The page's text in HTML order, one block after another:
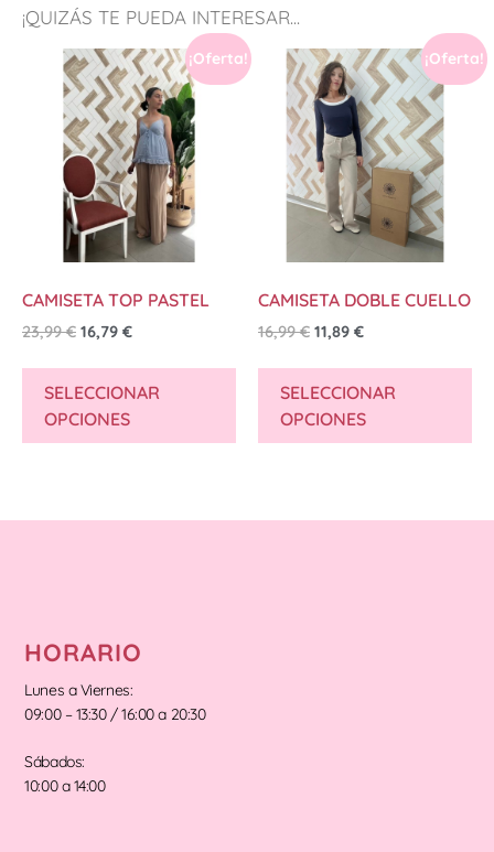
¡QUIZÁS TE PUEDA INTERESAR...
¡Oferta!
CAMISETA TOP PASTEL
23,99€ 16,79 €
SELECCIONAR
OPCIONES
¡Oferta!
CAMISETA DOBLE CUELLO
16,99€ 11,89 €
SELECCIONAR
OPCIONES
HORARIO
Lunes a Viernes:
09:00 – 13:30 / 16:00 a 20:30
Sábados:
10:00 a 14:00